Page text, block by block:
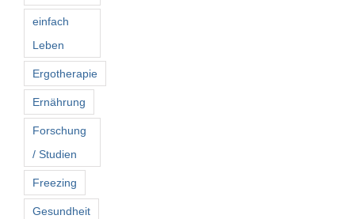
einfach
Leben
Ergotherapie
Ernährung
Forschung
/ Studien
Freezing
Gesundheit